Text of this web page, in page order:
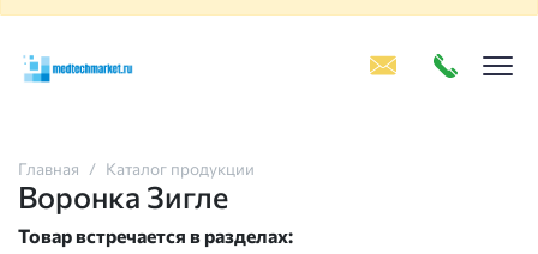
Главная Каталог продукции
Воронка Зигле
Товар встречается в разделах: